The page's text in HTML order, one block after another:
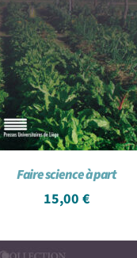
Faire science à part
15,00 €